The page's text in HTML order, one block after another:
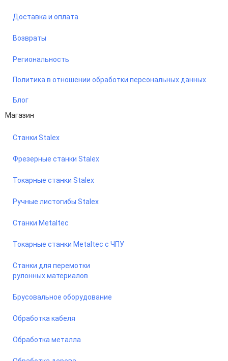
Доставка и оплата
Возвраты
Региональность
Политика в отношении обработки персональных данных
Блог
Магазин
Станки Stalex
Фрезерные станки Stalex
Токарные станки Stalex
Ручные листогибы Stalex
Станки Metaltec
Токарные станки Metaltec с ЧПУ
Станки для перемотки
рулонных материалов
Брусовальное оборудование
Обработка кабеля
Обработка металла